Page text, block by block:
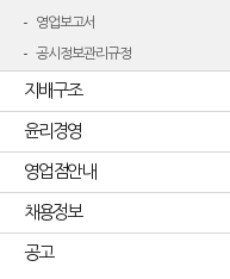
영업보고서
공시정보관리규정
지배구조
윤리경영
영업점안내
채용정보
공고